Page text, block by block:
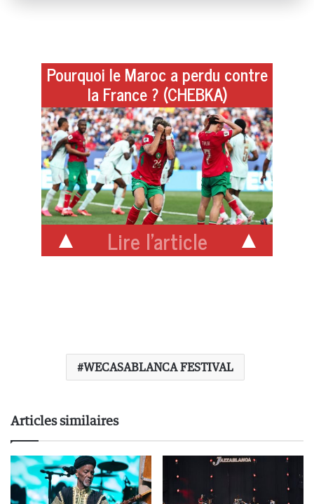
Pourquoi le Maroc a perdu contre
la France ? (CHEBKA)
Lire l'article
WECASABLANCA FESTIVAL
Articles similaires